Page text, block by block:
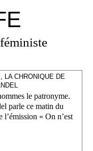
LA CHRONIQUE DE
le patronyme.
parle ce matin du
l’émission « On n’est